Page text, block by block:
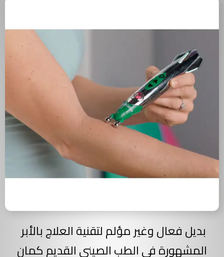
بديل فعال وغير مؤلم لتقنية العلاج بالأبر
المشهورة في الطب الصيني القديم كمان